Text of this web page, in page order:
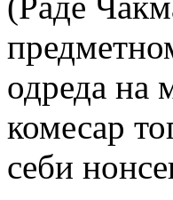
одреда на
комесар
себи